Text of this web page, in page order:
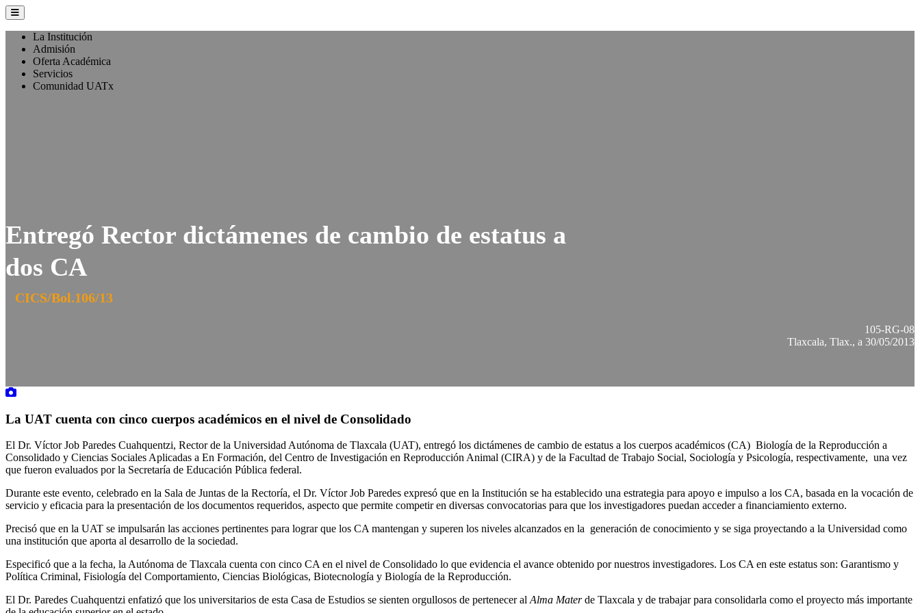
La Institución
Admisión
Oferta Académica
Servicios
Comunidad UATx
Entregó Rector dictámenes de cambio de estatus a
dos CA
CICS/Bol.106/13
105-RG-08
Tlaxcala, Tlax., a 30/05/2013
La UAT cuenta con cinco cuerpos académicos en el nivel de Consolidado
El Dr. Víctor Job Paredes Cuahquentzi, Rector de la Universidad Autónoma de Tlaxcala (UAT), entregó los dictámenes de cambio de estatus a los cuerpos académicos (CA) Biología de la Reproducción a
Consolidado y Ciencias Sociales Aplicadas a En Formación, del Centro de Investigación en Reproducción Animal (CIRA) y de la Facultad de Trabajo Social, Sociología y Psicología, respectivamente, una vez
que fueron evaluados por la Secretaría de Educación Pública federal.
Durante este evento, celebrado en la Sala de Juntas de la Rectoría, el Dr. Víctor Job Paredes expresó que en la Institución se ha establecido una estrategia para apoyo e impulso a los CA, basada en la vocación de
servicio y eficacia para la presentación de los documentos requeridos, aspecto que permite competir en diversas convocatorias para que los investigadores puedan acceder a financiamiento externo.
Precisó que en la UAT se impulsarán las acciones pertinentes para lograr que los CA mantengan y superen los niveles alcanzados en la generación de conocimiento y se siga proyectando a la Universidad como
una institución que aporta al desarrollo de la sociedad.
Especificó que a la fecha, la Autónoma de Tlaxcala cuenta con cinco CA en el nivel de Consolidado lo que evidencia el avance obtenido por nuestros investigadores. Los CA en este estatus son: Garantismo y
Política Criminal, Fisiología del Comportamiento, Ciencias Biológicas, Biotecnología y Biología de la Reproducción.
El Dr. Paredes Cuahquentzi enfatizó que los universitarios de esta Casa de Estudios se sienten orgullosos de pertenecer alAlma Materde Tlaxcala y de trabajar para consolidarla como el proyecto más importante